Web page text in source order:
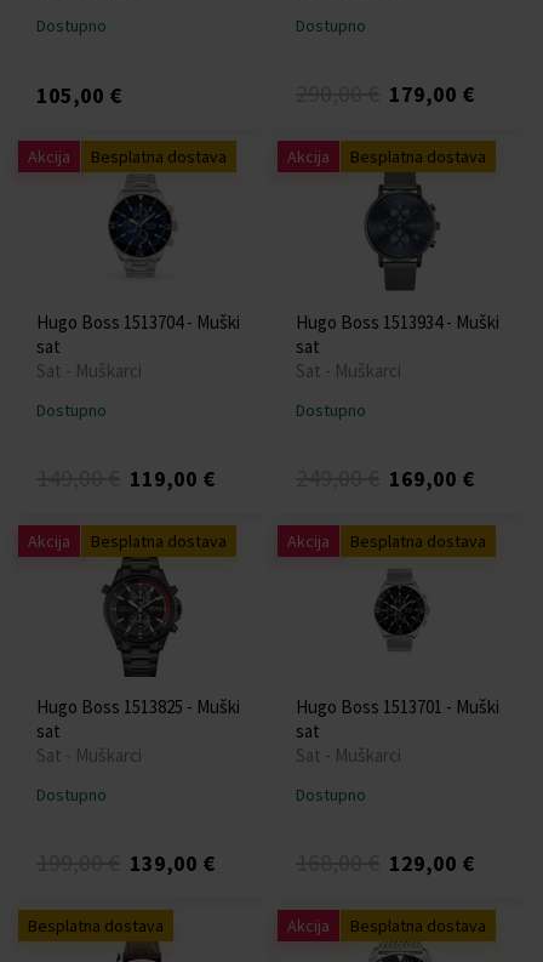
Dostupno
105,00 €
Dostupno
179,00 €
Akcija Besplatna dostava
Hugo Boss 1513704 - Muški
sat
Sat - Muškarci
Dostupno
119,00 €
Akcija Besplatna dostava
Hugo Boss 1513934 - Muški
sat
Sat - Muškarci
Dostupno
169,00 €
Akcija Besplatna dostava
Hugo Boss 1513825 - Muški
sat
Sat - Muškarci
Dostupno
139,00 €
Akcija Besplatna dostava
Hugo Boss 1513701 - Muški
sat
Sat - Muškarci
Dostupno
129,00 €
Besplatna dostava Akcija Besplatna dostava